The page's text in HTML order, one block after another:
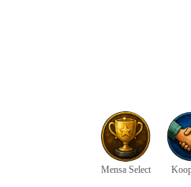
Mensa Select